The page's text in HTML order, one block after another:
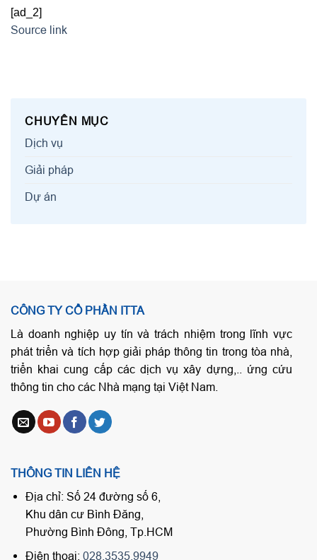
[ad_2]
Source link
CHUYÊN MỤC
Dịch vụ
Giải pháp
Dự án
CÔNG TY CỔ PHẦN ITTA
Là doanh nghiệp uy tín và trách nhiệm trong lĩnh vực
phát triển và tích hợp giải pháp thông tin trong tòa nhà,
triển khai cung cấp các dịch vụ xây dựng,.. ứng cứu
thông tin cho các Nhà mạng tại Việt Nam.
THÔNG TIN LIÊN HỆ
Địa chỉ: Số 24 đường số 6,
Khu dân cư Bình Đăng,
Phường Bình Đông, Tp.HCM
Điện thoại: 028.3535.9949